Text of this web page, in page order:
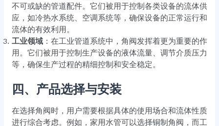
不可或缺的管道配件。它们被用于控制各类设备的流体供
应，如冷热水系统、空调系统等，确保设备的正常运行和
流体的有效利用。
工业领域：在工业管道系统中，角阀发挥着更为重要的作
用。它们被用于控制生产设备的液体流量、调节介质压力
等，确保生产过程的精细控制和安全稳定。
四、产品选择与安装
在选择角阀时，用户需要根据具体的使用场合和流体性质
进行综合考虑。例如，家用水管可以选择铜制角阀，而工